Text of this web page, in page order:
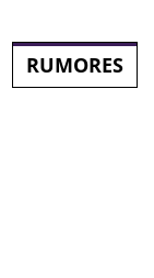
RUMORES